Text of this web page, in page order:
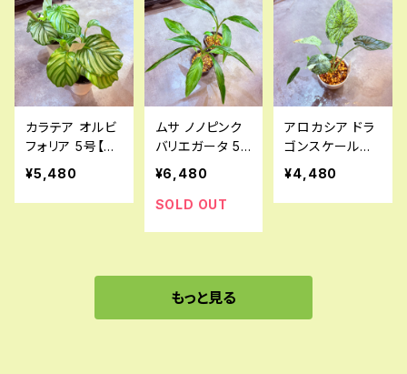
カラテア オルビ
フォリア 5号【荒
木植物園さん】
¥5,480
ムサ ノノピンク
バリエガータ 5
号
¥6,480
SOLD OUT
アロカシア ドラ
ゴンスケールミ
ントバリエガータ
4号
¥4,480
もっと見る